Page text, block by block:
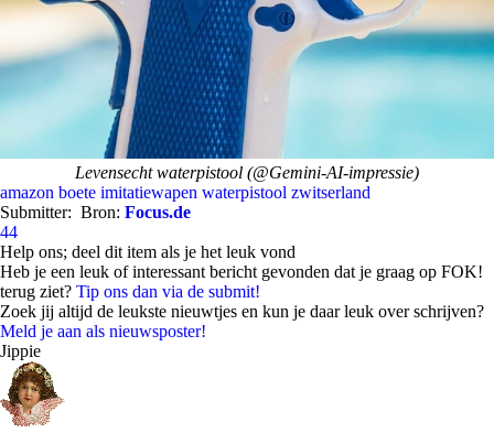
Levensecht waterpistool (@Gemini-AI-impressie)
amazon boete imitatiewapen waterpistool zwitserland
Submitter: Bron: Focus.de
44
Help ons; deel dit item als je het leuk vond
Heb je een leuk of interessant bericht gevonden dat je graag op FOK!
terug ziet? Tip ons dan via de submit!
Zoek jij altijd de leukste nieuwtjes en kun je daar leuk over schrijven?
Meld je aan als nieuwsposter!
Jippie